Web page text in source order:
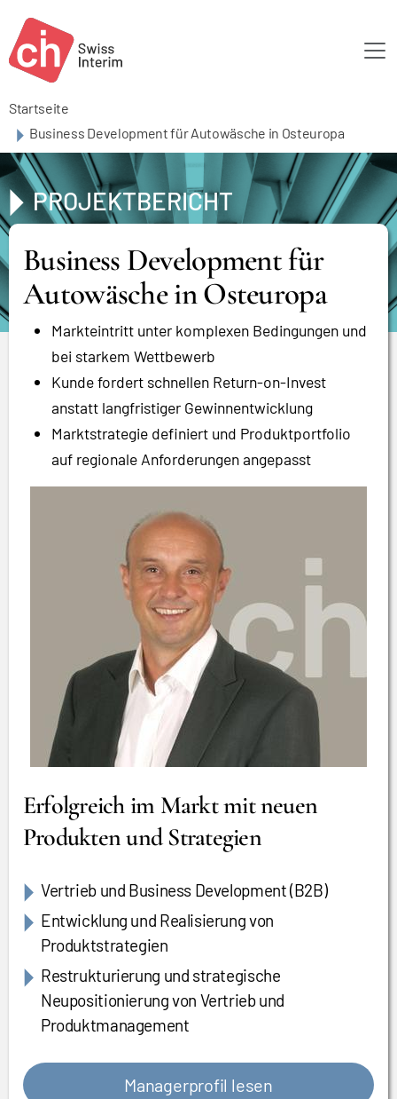
Startseite
Business Development für Autowäsche in Osteuropa
PROJEKTBERICHT
Business Development für
Autowäsche in Osteuropa
Markteintritt unter komplexen Bedingungen und
bei starkem Wettbewerb
Kunde fordert schnellen Return-on-Invest
anstatt langfristiger Gewinnentwicklung
Marktstrategie definiert und Produktportfolio
auf regionale Anforderungen angepasst
Erfolgreich im Markt mit neuen
Produkten und Strategien
Vertrieb und Business Development (B2B)
Entwicklung und Realisierung von
Produktstrategien
Restrukturierung und strategische
Neupositionierung von Vertrieb und
Produktmanagement
Managerprofil lesen